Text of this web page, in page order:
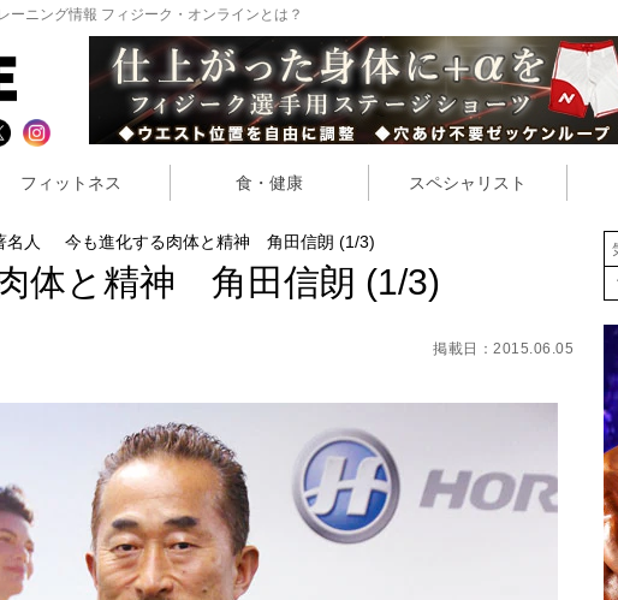
ニング情報 フィジーク・オンラインとは？
フィットネス 食・健康 スペシャリスト
名人 今も進化する肉体と精神 角田信朗 (1/3)
体と精神 角田信朗 (1/3)
掲載日：2015.06.05